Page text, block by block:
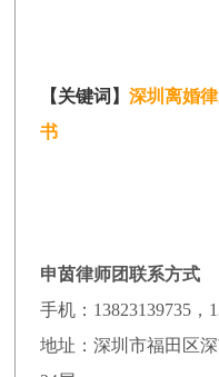
【关键词】 深圳离婚
书
申茵律师团联系方式
手机：13823139735，
地址：深圳市福田区